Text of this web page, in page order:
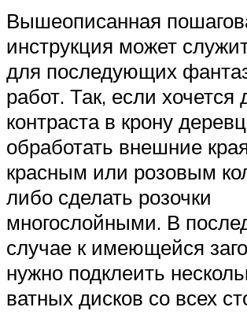
Вышеописанная
инструкция может
для последующих
работ. Так, если хочется
контраста в крону
обработать внешние
красным или розовым
либо сделать розочки
многослойными. В
случае к имеющейся
нужно подклеить
ватных дисков со всех